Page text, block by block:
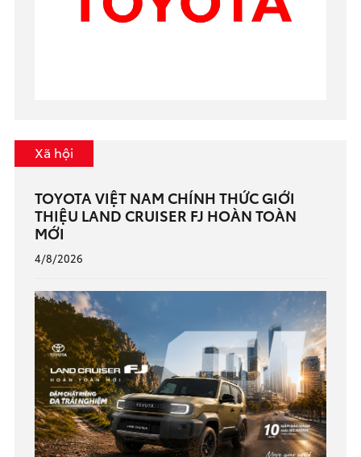
Xã hội
TOYOTA VIỆT NAM CHÍNH THỨC GIỚI
THIỆU LAND CRUISER FJ HOÀN TOÀN
MỚI
4/8/2026